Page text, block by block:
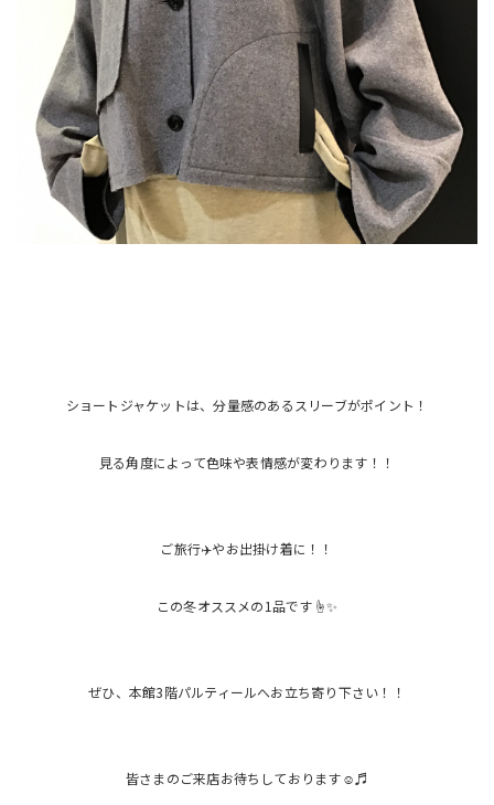
ショートジャケットは、分量感のあるスリーブがポイント！
見る角度によって色味や表情感が変わります！！
ご旅行✈️やお出掛け着に！！
この冬オススメの1品です☝️✨
ぜひ、本館3階パルティールへお立ち寄り下さい！！
皆さまのご来店お待ちしております☺️♬